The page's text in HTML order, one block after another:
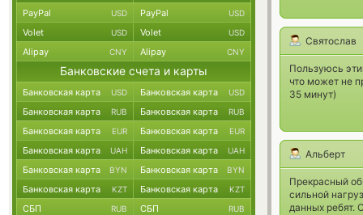
Святослав
Пользуюсь
что может не
35 минут)
Альберт
Прекрасный
сильной
данных ребят.
PayPal USD PayPal USD
Volet USD Volet USD
Alipay CNY Alipay CNY
Банковские счета и карты
Банковская карта USD Банковская карта USD
Банковская карта RUB Банковская карта RUB
Банковская карта EUR Банковская карта EUR
Банковская карта UAH Банковская карта UAH
Банковская карта BYN Банковская карта BYN
Банковская карта KZT Банковская карта KZT
СБП RUB СБП RUB